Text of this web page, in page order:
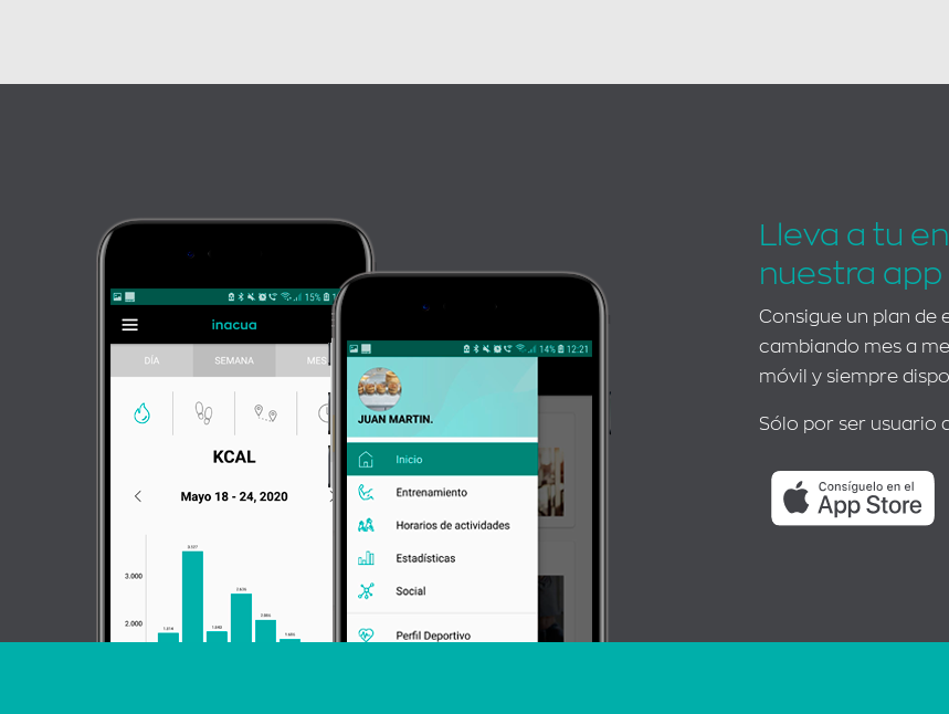
Lleva a tu
nuestra app
Consigue un plan de
cambiando mes a
móvil y siempre
Sólo por ser usuario